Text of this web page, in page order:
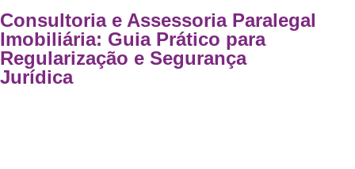
Consultoria e Assessoria Paralegal
Imobiliária: Guia Prático para
Regularização e Segurança
Jurídica